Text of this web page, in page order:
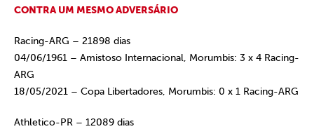
CONTRA UM MESMO ADVERSÁRIO
Racing-ARG – 21898 dias
04/06/1961 – Amistoso Internacional, Morumbis: 3 x 4 Racing-
ARG
18/05/2021 – Copa Libertadores, Morumbis: 0 x 1 Racing-ARG
Athletico-PR – 12089 dias